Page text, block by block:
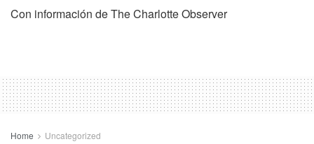
Con información de The Charlotte Observer
Home Uncategorized